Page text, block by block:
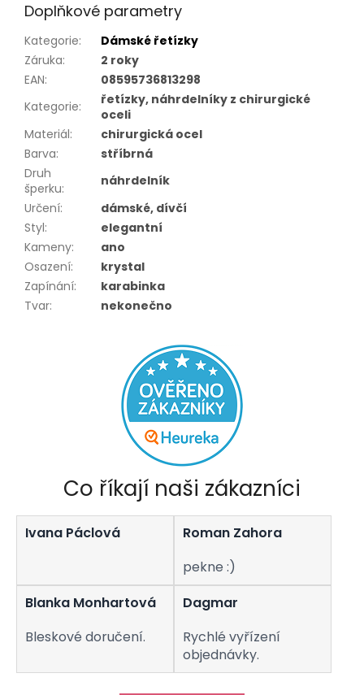
Doplňkové parametry
Kategorie:
Dámské řetízky
Záruka:
2 roky
EAN:
08595736813298
Kategorie:
řetízky, náhrdelníky z chirurgické
oceli
Materiál:
chirurgická ocel
Barva:
stříbrná
Druh
šperku:
náhrdelník
Určení:
dámské, dívčí
Styl:
elegantní
Kameny:
ano
Osazení:
krystal
Zapínání:
karabinka
Tvar: nekonečno
Co říkají naši zákazníci
Ivana Páclová
Roman Zahora
pekne :)
Blanka Monhartová
Bleskové doručení.
Dagmar
Rychlé vyřízení
objednávky.